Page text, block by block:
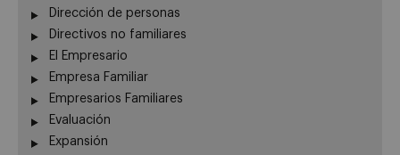
Dirección de personas
Directivos no familiares
El Empresario
Empresa Familiar
Empresarios Familiares
Evaluación
Expansión